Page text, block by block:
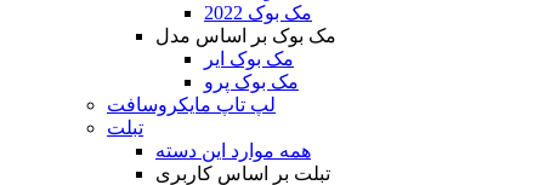
مک بوک 2022
مک بوک بر اساس مدل
مک بوک ایر
مک بوک پرو
لپ تاپ مایکروسافت
تبلت
همه موارد این دسته
تبلت بر اساس کاربری